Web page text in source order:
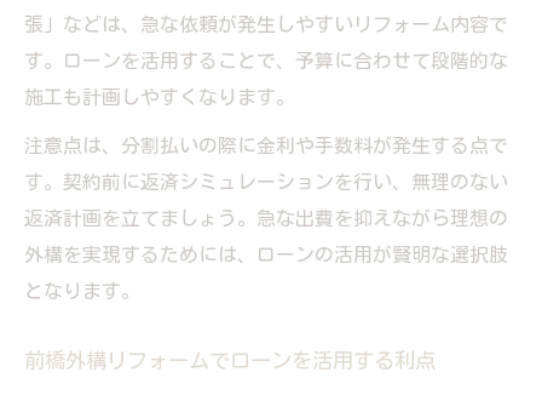
張」などは、急な依頼が発生しやすいリフォーム内容で
す。ローンを活用することで、予算に合わせて段階的な
施工も計画しやすくなります。
注意点は、分割払いの際に金利や手数料が発生する点で
す。契約前に返済シミュレーションを行い、無理のない
返済計画を立てましょう。急な出費を抑えながら理想の
外構を実現するためには、ローンの活用が賢明な選択肢
となります。
前橋外構リフォームでローンを活用する利点